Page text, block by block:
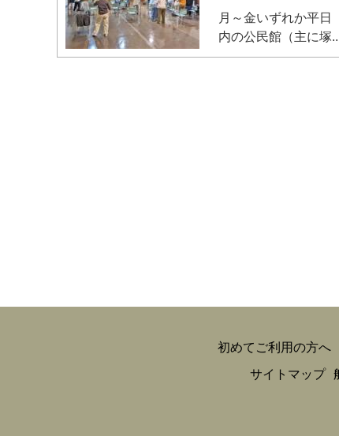
月～金いずれか平
内の公民館（主に塚
初めてご利用の方へ
サイトマップ